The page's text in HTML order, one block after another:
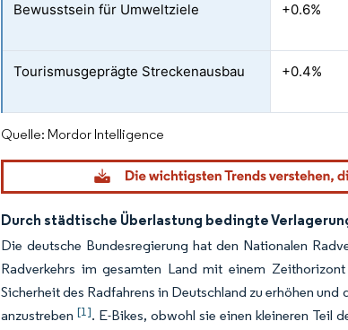
Bewusstsein für Umweltziele +0.6%
Tourismusgeprägte Streckenausbau +0.4%
Quelle: Mordor Intelligence
Durch städtische Überlastung bedingte
Die deutsche Bundesregierung hat den Nationalen
Radverkehrs im gesamten Land mit einem
Sicherheit des Radfahrens in Deutschland zu erhöhen
anzustreben[1]. E-Bikes, obwohl sie einen kleineren Teil